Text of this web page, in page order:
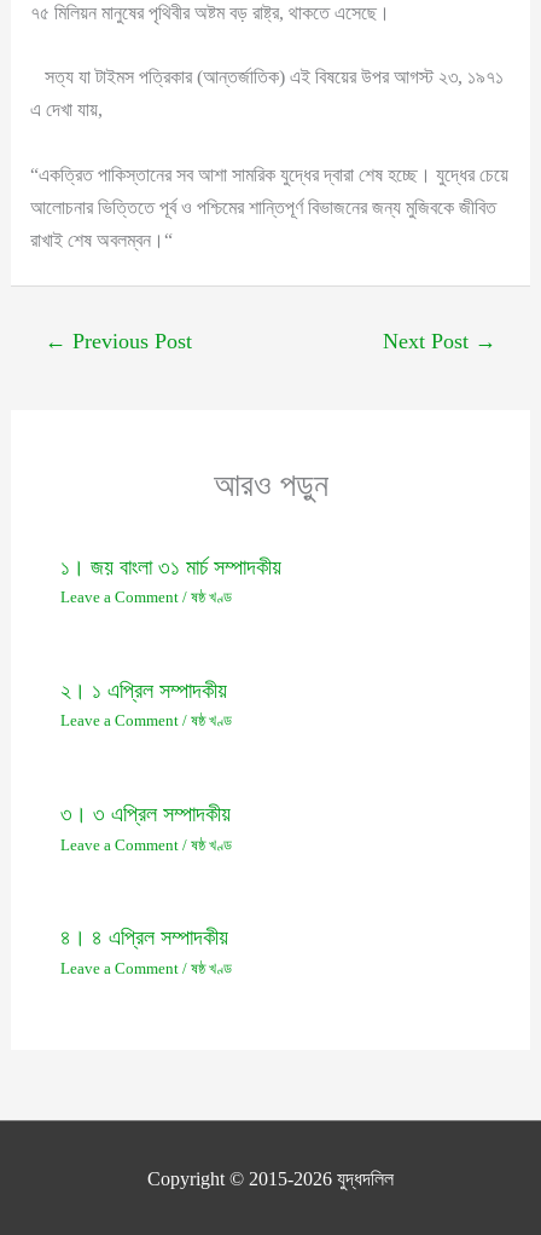
৭৫ মিলিয়ন মানুষের পৃথিবীর অষ্টম বড় রাষ্ট্র, থাকতে এসেছে।
সত্য যা টাইমস পত্রিকার (আন্তর্জাতিক) এই বিষয়ের উপর আগস্ট ২৩, ১৯৭১
এ দেখা যায়,
“একত্রিত পাকিস্তানের সব আশা সামরিক যুদ্ধের দ্বারা শেষ হচ্ছে। যুদ্ধের চেয়ে
আলোচনার ভিত্তিতে পূর্ব ও পশ্চিমের শান্তিপূর্ণ বিভাজনের জন্য মুজিবকে জীবিত
রাখাই শেষ অবলম্বন।“
← Previous Post Next Post →
আরও পড়ুন
১। জয় বাংলা ৩১ মার্চ সম্পাদকীয়
Leave a Comment / ষষ্ঠ খণ্ড
২। ১ এপ্রিল সম্পাদকীয়
Leave a Comment / ষষ্ঠ খণ্ড
৩। ৩ এপ্রিল সম্পাদকীয়
Leave a Comment / ষষ্ঠ খণ্ড
৪। ৪ এপ্রিল সম্পাদকীয়
Leave a Comment / ষষ্ঠ খণ্ড
Copyright © 2015-2026 যুদ্ধদলিল